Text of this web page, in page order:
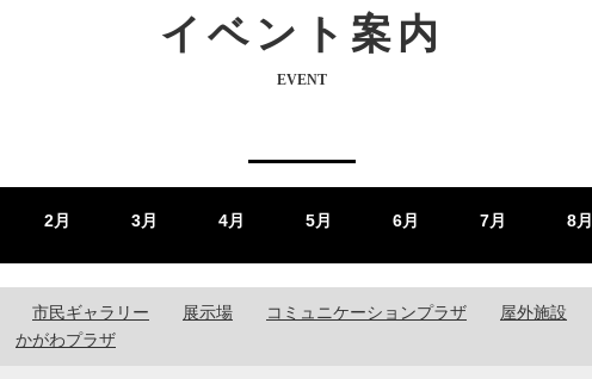
イベント案内
EVENT
2月 3月 4月 5月 6月 7月 8月
市民ギャラリー 展示場 コミュニケーションプラザ 屋外施設
かがわプラザ